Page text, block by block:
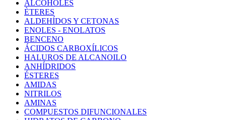
ALCOHOLES
ÈTERES
ALDEHÍDOS Y CETONAS
ENOLES - ENOLATOS
BENCENO
ÁCIDOS CARBOXÍLICOS
HALUROS DE ALCANOILO
ANHÍDRIDOS
ÉSTERES
AMIDAS
NITRILOS
AMINAS
COMPUESTOS DIFUNCIONALES